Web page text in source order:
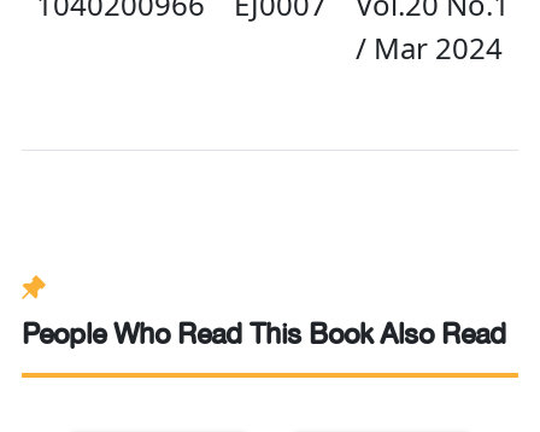
/ Mar 2024
People Who Read This Book Also Read